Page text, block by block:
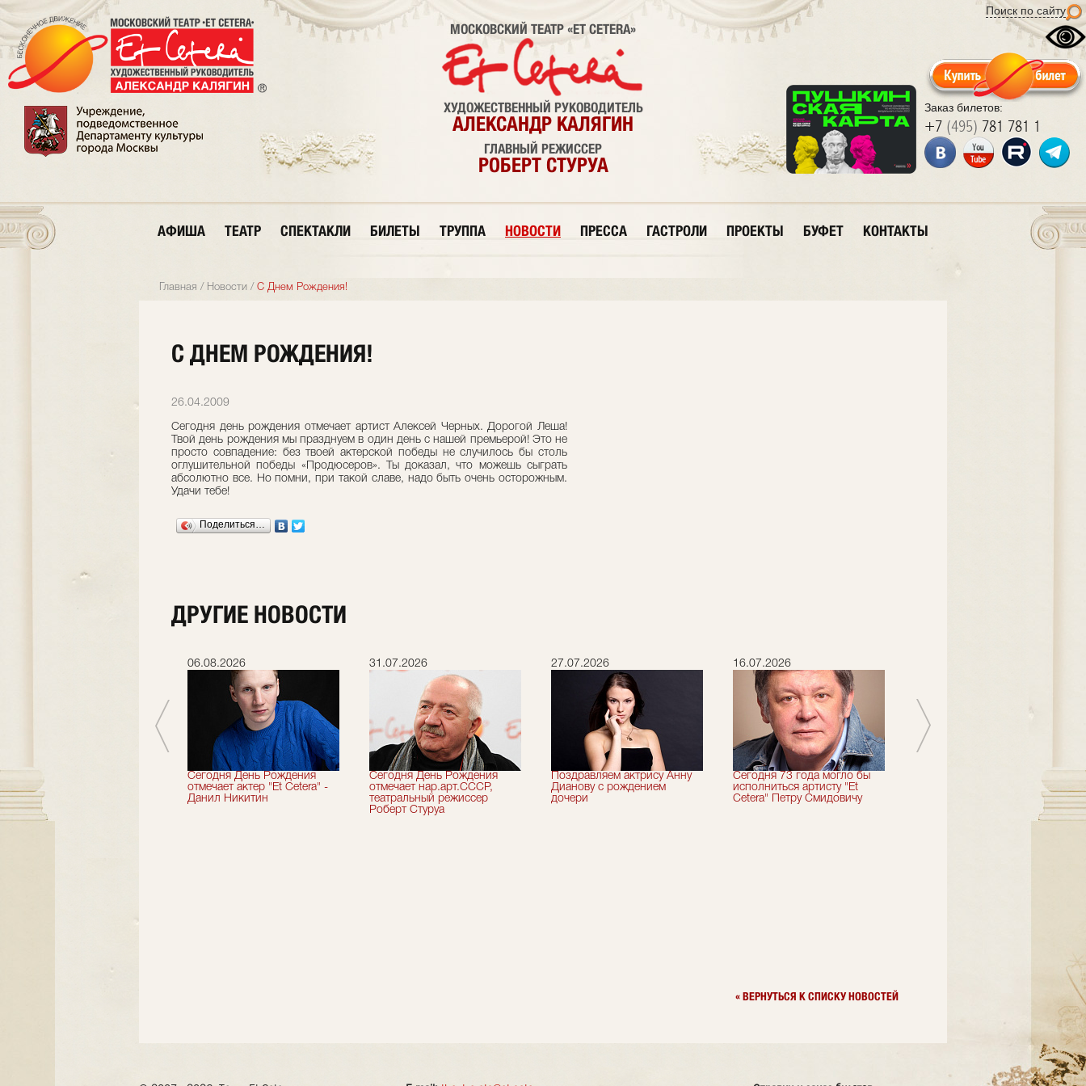
Поиск по сайту
Заказ билетов:
+7 (495) 781 781 1
МОСКОВСКИЙ ТЕАТР «ET CETERA»
ХУДОЖЕСТВЕННЫЙ РУКОВОДИТЕЛЬ
АЛЕКСАНДР КАЛЯГИН
ГЛАВНЫЙ РЕЖИССЕР
РОБЕРТ СТУРУА
АФИША ТЕАТР СПЕКТАКЛИ БИЛЕТЫ ТРУППА НОВОСТИ ПРЕССА ГАСТРОЛИ ПРОЕКТЫ БУФЕТ КОНТАКТЫ
Главная / Новости / С Днем Рождения!
С ДНЕМ РОЖДЕНИЯ!
26.04.2009
Сегодня день рождения отмечает артист Алексей Черных. Дорогой Леша!
Твой день рождения мы празднуем в один день с нашей премьерой! Это не
просто совпадение: без твоей актерской победы не случилось бы столь
оглушительной победы «Продюсеров». Ты доказал, что можешь сыграть
абсолютно все. Но помни, при такой славе, надо быть очень осторожным.
Удачи тебе!
Поделиться…
ДРУГИЕ НОВОСТИ
театральный сезон!
06.08.2026
Сегодня День Рождения
отмечает актер "Et Cetera" -
Данил Никитин
31.07.2026
Сегодня День Рождения
отмечает нар.арт.СССР,
театральный режиссер
Роберт Стуруа
27.07.2026
Поздравляем актрису Анну
Дианову с рождением
дочери
16.07.2026
Сегодня 73 года могло бы
исполниться артисту "Et
Cetera" Петру Смидовичу
отмечает актер "Et Cetera" -
« ВЕРНУТЬСЯ К СПИСКУ НОВОСТЕЙ